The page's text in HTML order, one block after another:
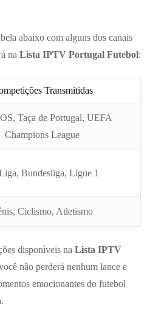
abaixo com alguns dos canais
na Lista IPTV Portugal Futebol:
Transmitidas
Taça de Portugal, UEFA
Champions League
Bundesliga, Ligue 1
Ciclismo, Atletismo
disponíveis na Lista IPTV
não perderá nenhum lance e
emocionantes do futebol